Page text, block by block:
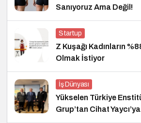
Sanıyoruz Ama Değil!
Startup
Z Kuşağı Kadınların
Olmak İstiyor
İş Dünyası
Yükselen Türkiye
Grup’tan Cihat